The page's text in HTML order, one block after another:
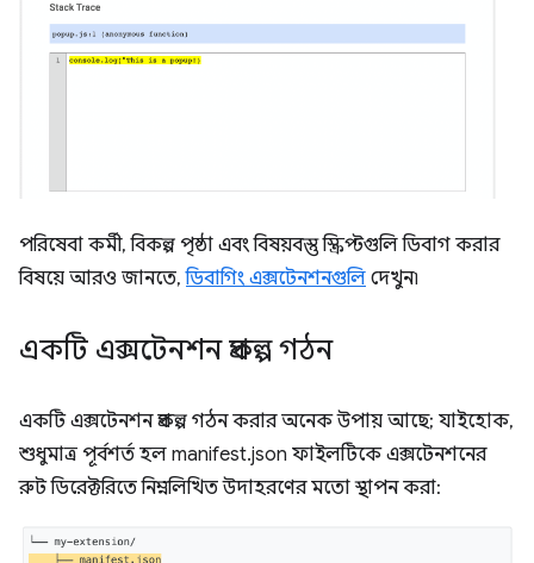
পরিষেবা কর্মী, বিকল্প পৃষ্ঠা এবং বিষয়বস্তু স্ক্রিপ্টগুলি ডিবাগ করার
বিষয়ে আরও জানতে,ডিবাগিং এক্সটেনশনগুলি দেখুন৷
একটি এক্সটেনশন প্রকল্প গঠন
একটি এক্সটেনশন প্রকল্প গঠন করার অনেক উপায় আছে; যাইহোক,
শুধুমাত্র পূর্বশর্ত হল manifest.json ফাইলটিকে এক্সটেনশনের
রুট ডিরেক্টরিতে নিম্নলিখিত উদাহরণের মতো স্থাপন করা: